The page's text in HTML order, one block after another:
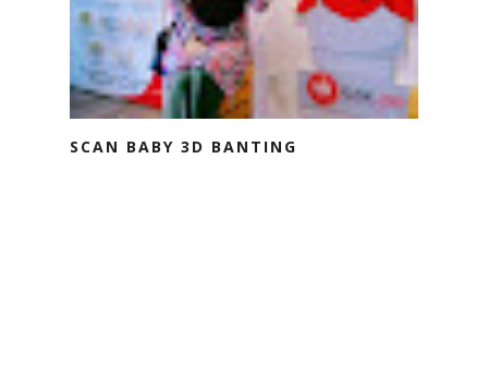
SCAN BABY 3D BANTING